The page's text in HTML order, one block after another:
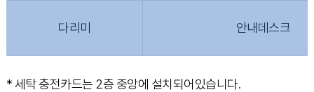
다리미 안내데스크
* 세탁 충전카드는 2층 중앙에 설치되어있습니다.